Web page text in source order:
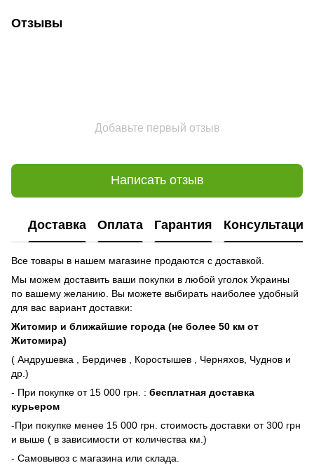
Отзывы
Добавьте первый отзыв
Написать отзыв
Доставка Оплата Гарантия Консультация
Все товары в нашем магазине продаются с доставкой.
Мы можем доставить ваши покупки в любой уголок Украины
по вашему желанию. Вы можете выбирать наиболее удобный
для вас вариант доставки:
Житомир и ближайшие города (не более 50 км от
Житомира)
( Андрушевка , Бердичев , Коростышев , Черняхов, Чуднов и
др.)
- При покупке от 15 000 грн. : бесплатная доставка
курьером
-При покупке менее 15 000 грн. стоимость доставки от 300 грн
и выше ( в зависимости от количества км.)
- Самовывоз с магазина или склада.